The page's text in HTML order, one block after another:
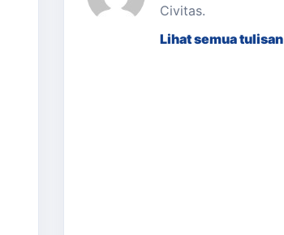
Civitas.
Lihat semua tulisan